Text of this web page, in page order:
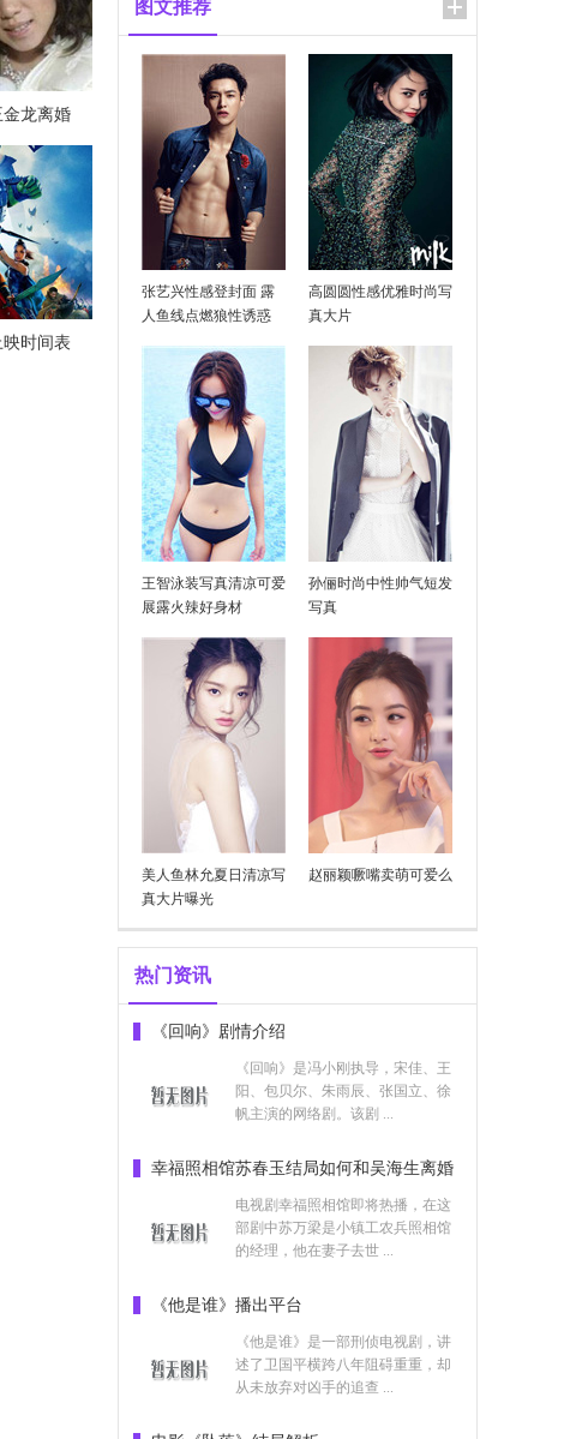
乐整理
龙离婚
映时间表
图文推荐
张艺兴性感登封面 露
人鱼线点燃狼性诱惑
高圆圆性感优雅时尚写
真大片
王智泳装写真清凉可爱
展露火辣好身材
孙俪时尚中性帅气短发
写真
美人鱼林允夏日清凉写
真大片曝光
赵丽颖噘嘴卖萌可爱么
热门资讯
《回响》剧情介绍
《回响》是冯小刚执导，宋佳、王
阳、包贝尔、朱雨辰、张国立、徐
帆主演的网络剧。该剧 ...
幸福照相馆苏春玉结局如何和吴海生离婚
电视剧幸福照相馆即将热播，在这
部剧中苏万梁是小镇工农兵照相馆
的经理，他在妻子去世 ...
《他是谁》播出平台
《他是谁》是一部刑侦电视剧，讲
述了卫国平横跨八年阻碍重重，却
从未放弃对凶手的追查 ...